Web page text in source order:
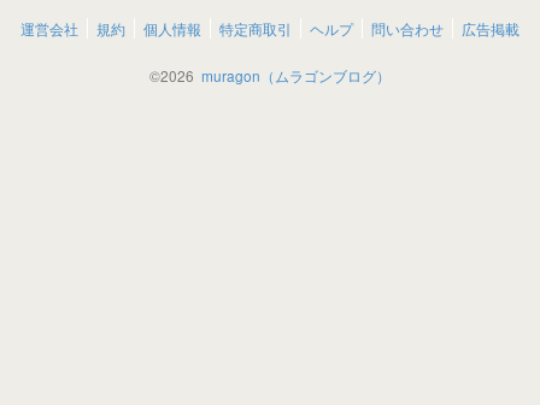
運営会社 規約 個人情報 特定商取引 ヘルプ 問い合わせ 広告掲載
©2026 muragon（ムラゴンブログ）